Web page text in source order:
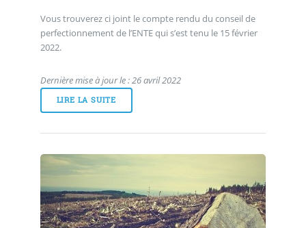
Vous trouverez ci joint le compte rendu du conseil de
perfectionnement de l’ENTE qui s’est tenu le 15 février
2022.
Dernière mise à jour le : 26 avril 2022
LIRE LA SUITE